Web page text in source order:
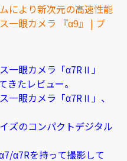
により新次元の高速性能
一眼カメラ 『α9』 | プ
一眼カメラ「α7RⅡ」
きたレビュー。
一眼カメラ「α7RⅡ」、
ズのコンパクトデジタル
α7Rを持って撮影して